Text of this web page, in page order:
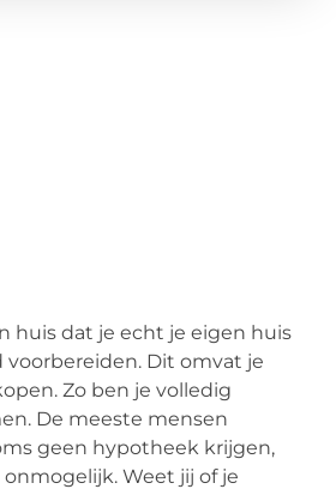
huis dat je echt je eigen huis
Dit omvat je
Zo ben je volledig
De meeste mensen
geen hypotheek krijgen,
Weet jij of je